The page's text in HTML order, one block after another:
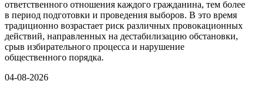
ответственного отношения каждого гражданина, тем более
в период подготовки и проведения выборов. В это время
традиционно возрастает риск различных провокационных
действий, направленных на дестабилизацию обстановки,
срыв избирательного процесса и нарушение
общественного порядка.
04-08-2026